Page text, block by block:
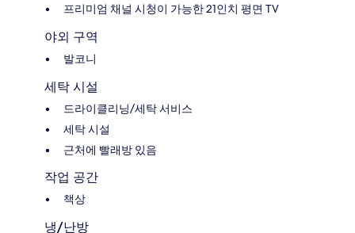
프리미엄 채널 시청이 가능한 21인치 평면 TV
야외 구역
발코니
세탁 시설
드라이클리닝/세탁 서비스
세탁 시설
근처에 빨래방 있음
작업 공간
책상
냉/난방